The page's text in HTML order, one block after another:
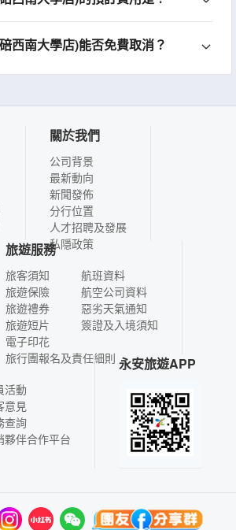
西南大學店)能否免費取消？
關於我們
公司背景
最新動向
新聞發佈
分行位置
人才招聘及發展
私隱政策
旅遊服務
旅客須知
旅遊保險
旅遊禮券
旅遊短片
電子印花
航班資料
航空公司資料
惡劣天氣通知
簽證及入境須知
旅行團報名及責任細則
活動
意見
查詢
夥伴合作平台
永安旅遊APP